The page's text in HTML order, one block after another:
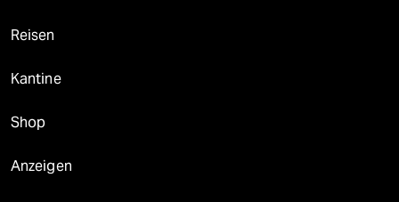
Reisen
Kantine
Shop
Anzeigen